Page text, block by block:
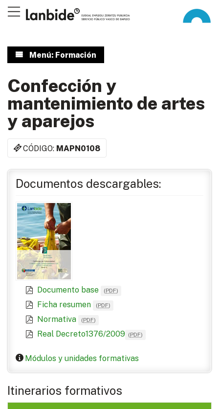
Menú: Formación
Confección y
mantenimiento de artes
y aparejos
CÓDIGO: MAPN0108
Documentos descargables:
Documento base (PDF)
Ficha resumen (PDF)
Normativa (PDF)
Real Decreto1376/2009 (PDF)
Módulos y unidades formativas
Itinerarios formativos